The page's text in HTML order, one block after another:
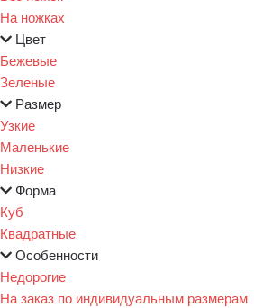
На ножках
Цвет
Бежевые
Зеленые
Размер
Узкие
Маленькие
Низкие
Форма
Куб
Квадратные
Особенности
Недорогие
На заказ по индивидуальным размерам